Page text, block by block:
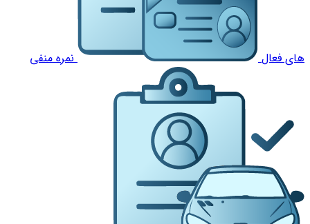
های فعال نمره منفی